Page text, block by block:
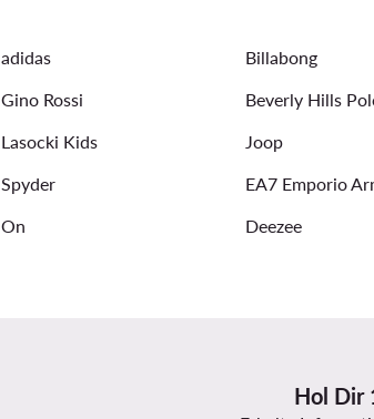
Sneakers für Herren NB 740 Poloshirts für
adidas Billabong
Gino Rossi Beverly Hills
Lasocki Kids Joop
Spyder EA7 Emporio
On Deezee
Hol Dir